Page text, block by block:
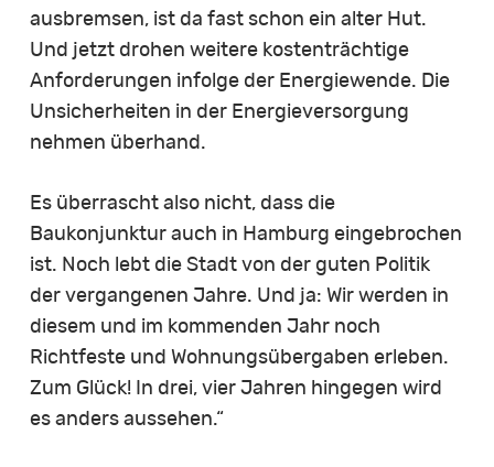
ausbremsen, ist da fast schon ein alter Hut.
Und jetzt drohen weitere kostenträchtige
Anforderungen infolge der Energiewende. Die
Unsicherheiten in der Energieversorgung
nehmen überhand.
Es überrascht also nicht, dass die
Baukonjunktur auch in Hamburg eingebrochen
ist. Noch lebt die Stadt von der guten Politik
der vergangenen Jahre. Und ja: Wir werden in
diesem und im kommenden Jahr noch
Richtfeste und Wohnungsübergaben erleben.
Zum Glück! In drei, vier Jahren hingegen wird
es anders aussehen.“